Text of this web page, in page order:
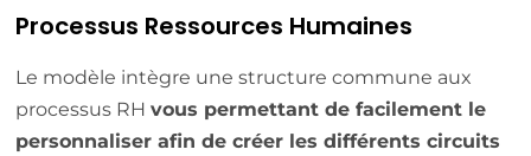
Processus Ressources Humaines
Le modèle intègre une structure commune aux
processus RHvous permettant de facilement le
personnaliser afin de créer les différents circuits